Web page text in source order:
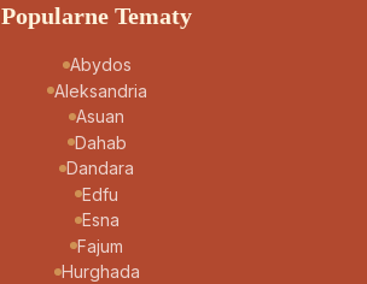
Popularne Tematy
Abydos
Aleksandria
Asuan
Dahab
Dandara
Edfu
Esna
Fajum
Hurghada